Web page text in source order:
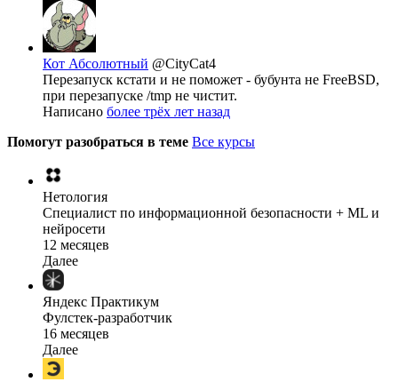
Кот Абсолютный @CityCat4
Перезапуск кстати и не поможет - бубунта не FreeBSD,
при перезапуске /tmp не чистит.
Написано более трёх лет назад
Помогут разобраться в теме Все курсы
Нетология
Специалист по информационной безопасности + ML и
нейросети
12 месяцев
Далее
Яндекс Практикум
Фулстек-разработчик
16 месяцев
Далее